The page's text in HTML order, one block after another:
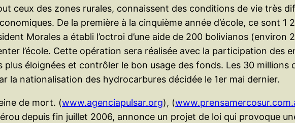
ceux des zones rurales, connaissent des conditions de vie très
De la première à la cinquième année d’école, ce sont
Morales a établi l’octroi d’une aide de 200 bolivianos
l’école. Cette opération sera réalisée avec la participation des
plus éloignées et contrôler le bon usage des fonds. Les 30
la nationalisation des hydrocarbures décidée le 1er mai dernier.
de mort. (www.agenciapulsar.org), (
depuis fin juillet 2006, annonce un projet de loi qui provoque